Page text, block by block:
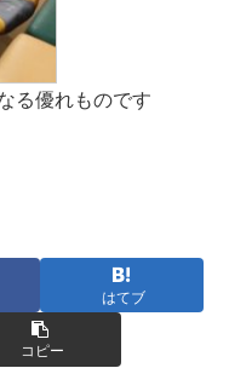
る優れものです
はてブ
コピー